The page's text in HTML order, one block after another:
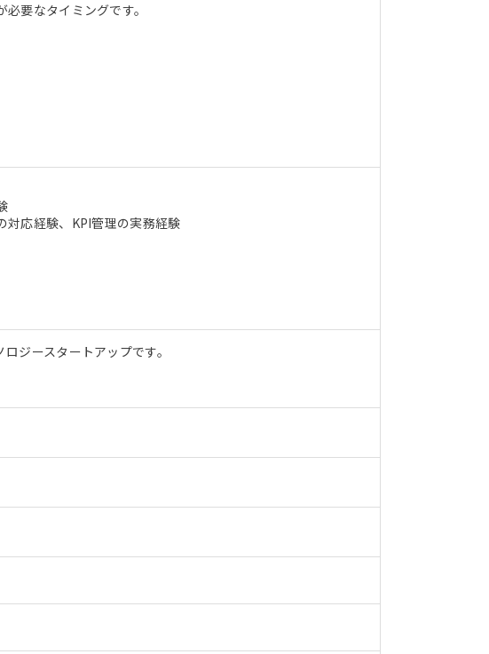
要なタイミングです。
対応経験、KPI管理の実務経験
ジースタートアップです。